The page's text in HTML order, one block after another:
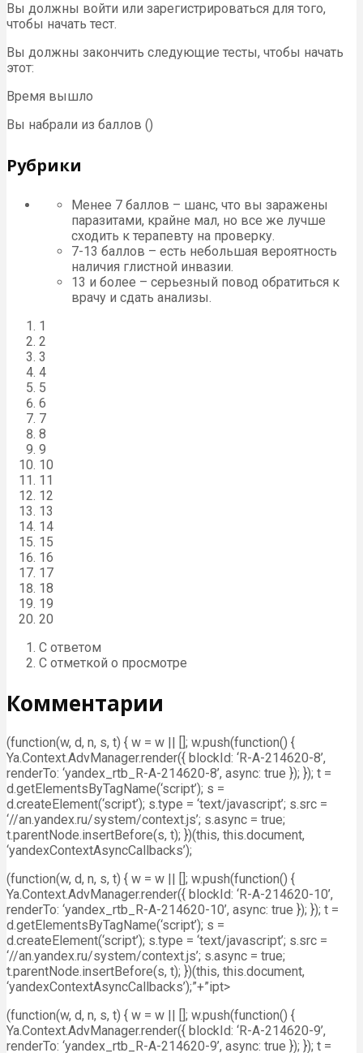
Вы должны войти или зарегистрироваться для того,
чтобы начать тест.
Вы должны закончить следующие тесты, чтобы начать
этот:
Время вышло
Вы набрали из баллов ()
Рубрики
Менее 7 баллов – шанс, что вы заражены
паразитами, крайне мал, но все же лучше
сходить к терапевту на проверку.
7-13 баллов – есть небольшая вероятность
наличия глистной инвазии.
13 и более – серьезный повод обратиться к
врачу и сдать анализы.
1
2
3
4
5
6
7
8
9
10
11
12
13
14
15
16
17
18
19
20
С ответом
С отметкой о просмотре
Комментарии
(function(w, d, n, s, t) { w = w || []; w.push(function() {
Ya.Context.AdvManager.render({ blockId: ‘R-A-214620-8’,
renderTo: ‘yandex_rtb_R-A-214620-8’, async: true }); }); t =
d.getElementsByTagName(‘script’); s =
d.createElement(‘script’); s.type = ‘text/javascript’; s.src =
‘//an.yandex.ru/system/context.js’; s.async = true;
t.parentNode.insertBefore(s, t); })(this, this.document,
‘yandexContextAsyncCallbacks’);
(function(w, d, n, s, t) { w = w || []; w.push(function() {
Ya.Context.AdvManager.render({ blockId: ‘R-A-214620-10’,
renderTo: ‘yandex_rtb_R-A-214620-10’, async: true }); }); t =
d.getElementsByTagName(‘script’); s =
d.createElement(‘script’); s.type = ‘text/javascript’; s.src =
‘//an.yandex.ru/system/context.js’; s.async = true;
t.parentNode.insertBefore(s, t); })(this, this.document,
‘yandexContextAsyncCallbacks’);”+”ipt>
(function(w, d, n, s, t) { w = w || []; w.push(function() {
Ya.Context.AdvManager.render({ blockId: ‘R-A-214620-9’,
renderTo: ‘yandex_rtb_R-A-214620-9’, async: true }); }); t =